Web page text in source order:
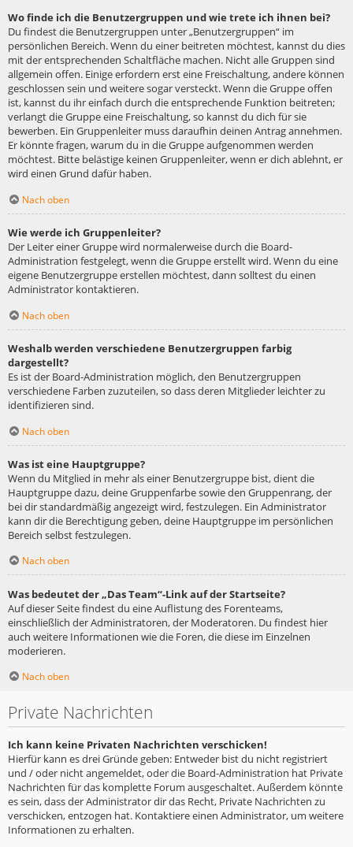
Wo finde ich die Benutzergruppen und wie trete ich ihnen bei?
Du findest die Benutzergruppen unter „Benutzergruppen“ im
persönlichen Bereich. Wenn du einer beitreten möchtest, kannst du dies
mit der entsprechenden Schaltfläche machen. Nicht alle Gruppen sind
allgemein offen. Einige erfordern erst eine Freischaltung, andere können
geschlossen sein und weitere sogar versteckt. Wenn die Gruppe offen
ist, kannst du ihr einfach durch die entsprechende Funktion beitreten;
verlangt die Gruppe eine Freischaltung, so kannst du dich für sie
bewerben. Ein Gruppenleiter muss daraufhin deinen Antrag annehmen.
Er könnte fragen, warum du in die Gruppe aufgenommen werden
möchtest. Bitte belästige keinen Gruppenleiter, wenn er dich ablehnt, er
wird einen Grund dafür haben.
Nach oben
Wie werde ich Gruppenleiter?
Der Leiter einer Gruppe wird normalerweise durch die Board-
Administration festgelegt, wenn die Gruppe erstellt wird. Wenn du eine
eigene Benutzergruppe erstellen möchtest, dann solltest du einen
Administrator kontaktieren.
Nach oben
Weshalb werden verschiedene Benutzergruppen farbig
dargestellt?
Es ist der Board-Administration möglich, den Benutzergruppen
verschiedene Farben zuzuteilen, so dass deren Mitglieder leichter zu
identifizieren sind.
Nach oben
Was ist eine Hauptgruppe?
Wenn du Mitglied in mehr als einer Benutzergruppe bist, dient die
Hauptgruppe dazu, deine Gruppenfarbe sowie den Gruppenrang, der
bei dir standardmäßig angezeigt wird, festzulegen. Ein Administrator
kann dir die Berechtigung geben, deine Hauptgruppe im persönlichen
Bereich selbst festzulegen.
Nach oben
Was bedeutet der „Das Team“-Link auf der Startseite?
Auf dieser Seite findest du eine Auflistung des Forenteams,
einschließlich der Administratoren, der Moderatoren. Du findest hier
auch weitere Informationen wie die Foren, die diese im Einzelnen
moderieren.
Nach oben
Private Nachrichten
Ich kann keine Privaten Nachrichten verschicken!
Hierfür kann es drei Gründe geben: Entweder bist du nicht registriert
und / oder nicht angemeldet, oder die Board-Administration hat Private
Nachrichten für das komplette Forum ausgeschaltet. Außerdem könnte
es sein, dass der Administrator dir das Recht, Private Nachrichten zu
verschicken, entzogen hat. Kontaktiere einen Administrator, um weitere
Informationen zu erhalten.